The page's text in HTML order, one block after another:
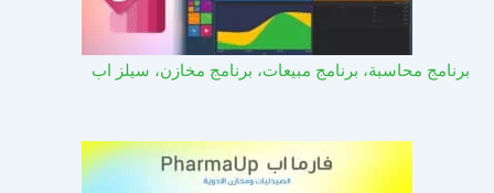
برنامج محاسبة، برنامج مبيعات، برنامج مخازن، سيلز اب